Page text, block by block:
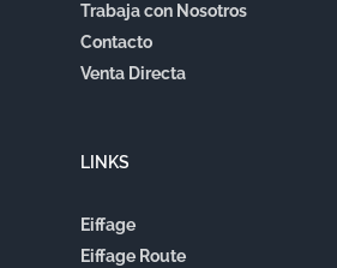
Trabaja con Nosotros
Contacto
Venta Directa
LINKS
Eiffage
Eiffage Route